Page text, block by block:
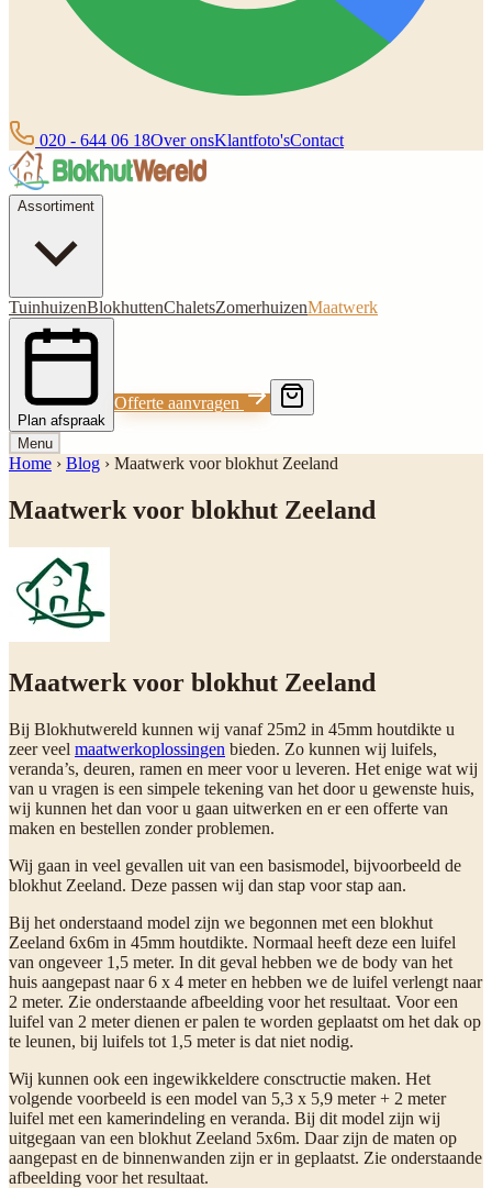
020 - 644 06 18Over onsKlantfoto'sContact
Assortiment
TuinhuizenBlokhuttenChaletsZomerhuizenMaatwerk
Plan afspraak
Offerte aanvragen
Menu
Home › Blog › Maatwerk voor blokhut Zeeland
Maatwerk voor blokhut Zeeland
Maatwerk voor blokhut Zeeland
Bij Blokhutwereld kunnen wij vanaf 25m2 in 45mm houtdikte u
zeer veel maatwerkoplossingen bieden. Zo kunnen wij luifels,
veranda’s, deuren, ramen en meer voor u leveren. Het enige wat wij
van u vragen is een simpele tekening van het door u gewenste huis,
wij kunnen het dan voor u gaan uitwerken en er een offerte van
maken en bestellen zonder problemen.
Wij gaan in veel gevallen uit van een basismodel, bijvoorbeeld de
blokhut Zeeland. Deze passen wij dan stap voor stap aan.
Bij het onderstaand model zijn we begonnen met een blokhut
Zeeland 6x6m in 45mm houtdikte. Normaal heeft deze een luifel
van ongeveer 1,5 meter. In dit geval hebben we de body van het
huis aangepast naar 6 x 4 meter en hebben we de luifel verlengt naar
2 meter. Zie onderstaande afbeelding voor het resultaat. Voor een
luifel van 2 meter dienen er palen te worden geplaatst om het dak op
te leunen, bij luifels tot 1,5 meter is dat niet nodig.
Wij kunnen ook een ingewikkeldere consctructie maken. Het
volgende voorbeeld is een model van 5,3 x 5,9 meter + 2 meter
luifel met een kamerindeling en veranda. Bij dit model zijn wij
uitgegaan van een blokhut Zeeland 5x6m. Daar zijn de maten op
aangepast en de binnenwanden zijn er in geplaatst. Zie onderstaande
afbeelding voor het resultaat.